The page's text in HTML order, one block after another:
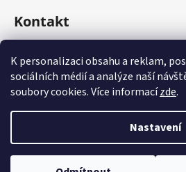
K personalizaci obsahu a reklam,
sociálních médií a analýze naší
soubory cookies. Více informacízde.
Nastavení
Kontakt
+420 775 177 085
Vytvořil